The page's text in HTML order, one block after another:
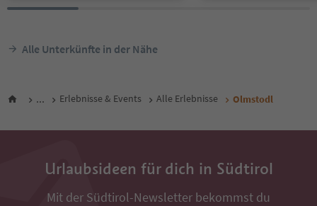
Alle Unterkünfte in der Nähe
... Erlebnisse & Events Alle Erlebnisse Olmstodl
Urlaubsideen für dich in Südtirol
Mit der Südtirol-Newsletter bekommst du